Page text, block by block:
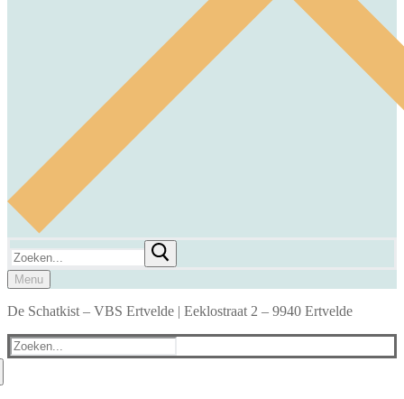
Zoeken
naar:
Menu
De Schatkist – VBS Ertvelde | Eeklostraat 2 – 9940 Ertvelde
Zoeken
naar: